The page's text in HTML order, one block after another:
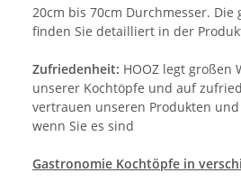
20cm bis 70cm Durchmesser. Die
finden Sie detailliert in der
Zufriedenheit: HOOZ legt großen
unserer Kochtöpfe und auf
vertrauen unseren Produkten
wenn Sie es sind
Gastronomie Kochtöpfe in